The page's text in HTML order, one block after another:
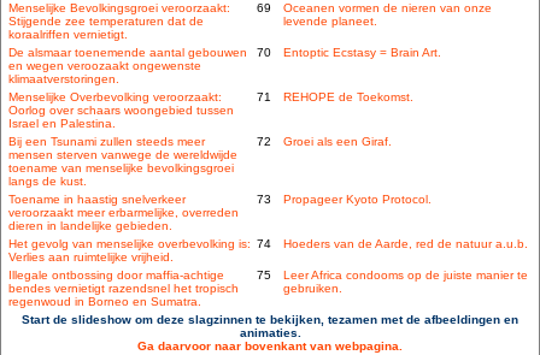
Menselijke Bevolkingsgroei veroorzaakt:
Stijgende zee temperaturen dat de
koraalriffen vernietigt.
69
Oceanen vormen de nieren van onze
levende planeet.
De alsmaar toenemende aantal gebouwen
en wegen veroozaakt ongewenste
klimaatverstoringen.
70 Entoptic Ecstasy = Brain Art.
Menselijke Overbevolking veroorzaakt:
Oorlog over schaars woongebied tussen
Israel en Palestina.
71 REHOPE de Toekomst.
Bij een Tsunami zullen steeds meer
mensen sterven vanwege de wereldwijde
toename van menselijke bevolkingsgroei
langs de kust.
72 Groei als een Giraf.
Toename in haastig snelverkeer
veroorzaakt meer erbarmelijke, overreden
dieren in landelijke gebieden.
73 Propageer Kyoto Protocol.
Het gevolg van menselijke overbevolking is:
Verlies aan ruimtelijke vrijheid.
74 Hoeders van de Aarde, red de natuur a.u.b.
Illegale ontbossing door maffia-achtige
bendes vernietigt razendsnel het tropisch
regenwoud in Borneo en Sumatra.
75
Leer Africa condooms op de juiste manier te
gebruiken.
Start de slideshow om deze slagzinnen te bekijken, tezamen met de afbeeldingen en
animaties.
Ga daarvoor naar bovenkant van webpagina.